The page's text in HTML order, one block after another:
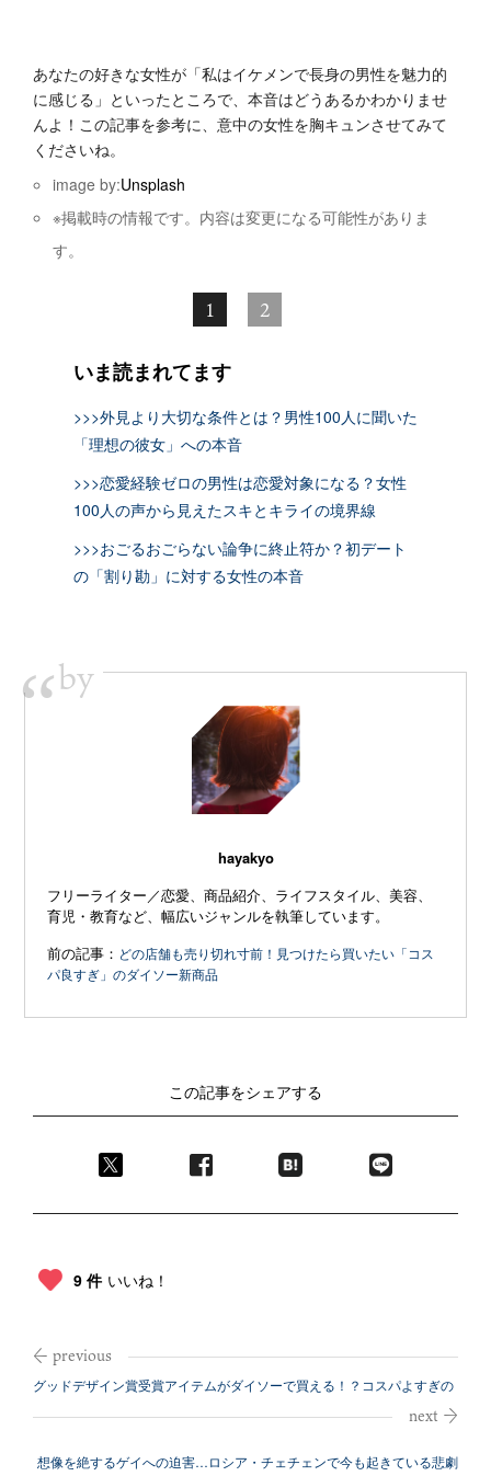
あなたの好きな女性が「私はイケメンで長身の男性を魅力的
に感じる」といったところで、本音はどうあるかわかりませ
んよ！この記事を参考に、意中の女性を胸キュンさせてみて
くださいね。
image by:Unsplash
※掲載時の情報です。内容は変更になる可能性がありま
す。
1 2
いま読まれてます
>>>外見より大切な条件とは？男性100人に聞いた
「理想の彼女」への本音
>>>恋愛経験ゼロの男性は恋愛対象になる？女性
100人の声から見えたスキとキライの境界線
>>>おごるおごらない論争に終止符か？初デート
の「割り勘」に対する女性の本音
“by
hayakyo
フリーライター／恋愛、商品紹介、ライフスタイル、美容、
育児・教育など、幅広いジャンルを執筆しています。
前の記事： どの店舗も売り切れ寸前！見つけたら買いたい「コス
パ良すぎ」のダイソー新商品
この記事をシェアする
9 件 いいね！
グッドデザイン賞受賞アイテムがダイソーで買える！？コスパよすぎの
想像を絶するゲイへの迫害…ロシア・チェチェンで今も起きている悲劇